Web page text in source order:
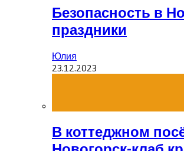
Безопасность в
праздники
Юлия
23.12.2023
В коттеджном